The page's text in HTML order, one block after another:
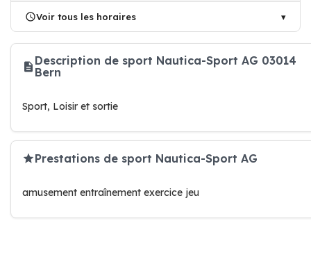
Voir tous les horaires
Description de sport Nautica-Sport AG 03014
Bern
Sport, Loisir et sortie
Prestations de sport Nautica-Sport AG
amusement entraînement exercice jeu